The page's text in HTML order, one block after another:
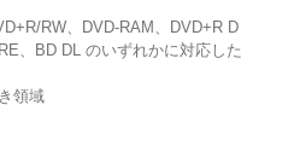
RW、DVD-RAM、DVD+R D
、BD DL のいずれかに対応した
領域